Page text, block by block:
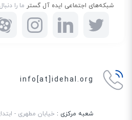
شبکه‌های اجتماعی ایده آل گسترما را
info[at]idehal.org
شعبه مرکزی : خیابان مطهری -